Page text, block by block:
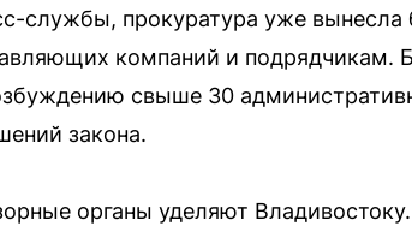
службы, прокуратура уже вынесла
компаний и подрядчикам.
свыше 30
закона.
органы уделяют